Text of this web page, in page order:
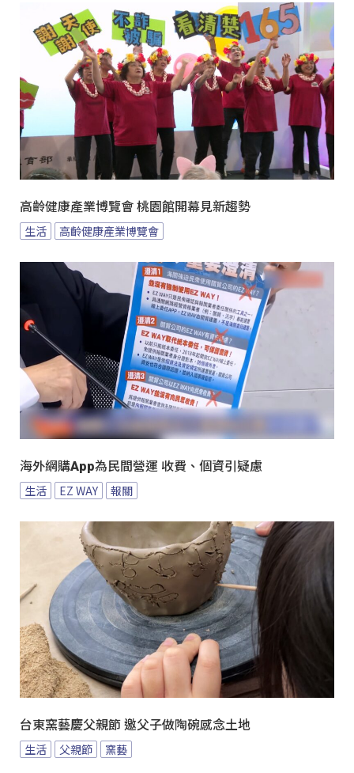
高齡健康產業博覽會 桃園館開幕見新趨勢
生活 高齡健康產業博覽會
海外網購App為民間營運 收費、個資引疑慮
生活 EZ WAY 報關
台東窯藝慶父親節 邀父子做陶碗感念土地
生活 父親節 窯藝